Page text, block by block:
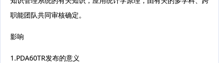
职能团队共同审核确定。
影响
1.PDA60TR发布的意义